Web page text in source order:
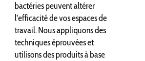
bactéries peuvent altérer
l'efficacité de vos espaces de
travail. Nous appliquons des
techniques éprouvées et
utilisons des produits à base